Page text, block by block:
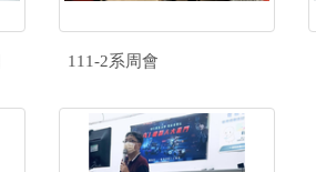
111-2系周會